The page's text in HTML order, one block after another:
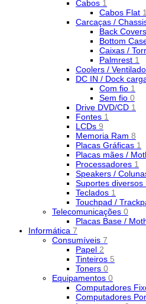
Cabos 1
Cabos Flat 1
Carcaças /
Back Covers
Bottom
Caixas /
Palmrest 1
Coolers /
DC IN / Dock
Com fio 1
Sem fio 0
Drive DVD/CD 1
Fontes 1
LCDs 9
Memoria Ram 8
Placas Gráficas 1
Placas mães /
Processadores 1
Speakers /
Suportes diversos
Teclados 1
Touchpad /
Telecomunicações 0
Placas Base /
Informática 7
Consumíveis 7
Papel 2
Tinteiros 5
Toners 0
Equipamentos 0
Computadores
Computadores